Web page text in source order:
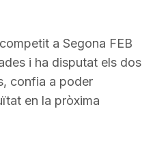
a Segona FEB
i ha disputat els dos
confia a poder
en la pròxima